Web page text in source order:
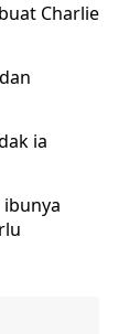
Charlie
ia